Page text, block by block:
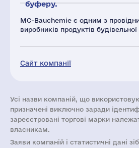
MC-Bauchemie є одним з
виробників продуктів будівельної
Сайт компанії
буферу.
Усі назви компаній, що
призначені виключно заради
зареєстровані торгові марки
власникам.
Заяви компаній i статистичні дані